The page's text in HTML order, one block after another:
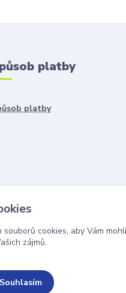
platby
platby
cookies, aby Vám
zájmů.
Souhlasím